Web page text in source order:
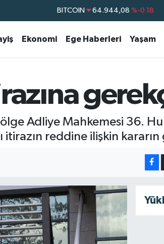
BITCOIN 64.944,08 %-0.18
%0.03
BİST100 13.779 %-14
Ekonomi Ege Haberleri Yaşam
Adliye Mahkemesi 36.
reddine ilişkin kararın